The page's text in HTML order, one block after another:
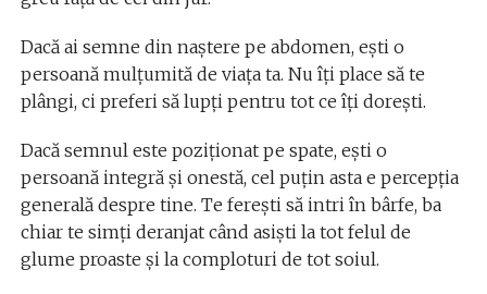
Dacă ai semne din naștere pe abdomen, ești o
persoană mulțumită de viața ta. Nu îți place să te
plângi, ci preferi să lupți pentru tot ce îți dorești.
Dacă semnul este poziționat pe spate, ești o
persoană integră și onestă, cel puțin asta e percepția
generală despre tine. Te ferești să intri în bârfe, ba
chiar te simți deranjat când asiști la tot felul de
glume proaste și la comploturi de tot soiul.